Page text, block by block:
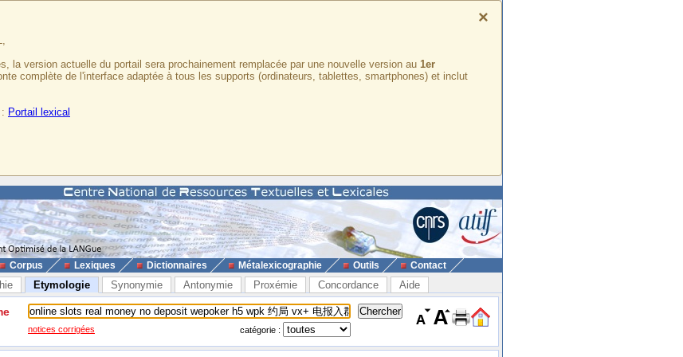
×
la version actuelle du portail sera prochainement remplacée par une nouvelle version au 1er
complète de l'interface adaptée à tous les supports (ordinateurs, tablettes, smartphones) et inclut
Portail lexical
Corpus Lexiques Dictionnaires Métalexicographie Outils Contact
Etymologie Synonymie Antonymie Proxémie Concordance Aide
notices corrigées catégorie :